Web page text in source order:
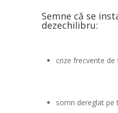
Semne că se
dezechilibru:
crize frecvente de
somn dereglat pe